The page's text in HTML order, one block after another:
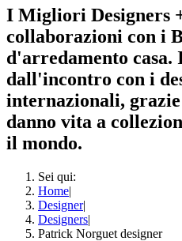
I Migliori Designers
collaborazioni con i
d'arredamento casa.
dall'incontro con i
internazionali,
danno vita a
il mondo.
Sei qui:
Home|
Designer|
Designers|
Patrick Norguet designer